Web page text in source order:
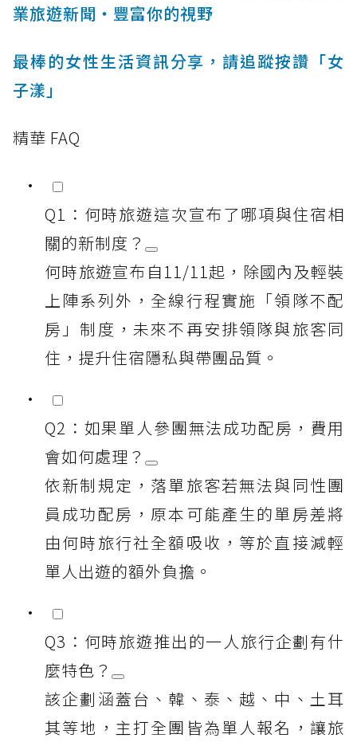
業旅遊新聞‧豐富你的視野
最棒的女性生活資訊分享，請追蹤按讚「女
子漾」
精華 FAQ
Q1：何時旅遊這次宣布了哪項與住宿相
關的新制度？
何時旅遊宣布自11/11起，除國內及輕裝
上陣系列外，全線行程實施「領隊不配
房」制度，未來不再安排領隊與旅客同
住，提升住宿隱私與帶團品質。
Q2：如果單人參團無法成功配房，費用
會如何處理？
依新制規定，落單旅客若無法與同性團
員成功配房，原本可能產生的單房差將
由何時旅行社全額吸收，等於直接減輕
單人出遊的額外負擔。
Q3：何時旅遊推出的一人旅行企劃有什
麼特色？
該企劃涵蓋台、韓、泰、越、中、土耳
其等地，主打全團皆為單人報名，讓旅